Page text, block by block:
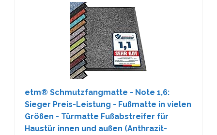
etm® Schmutzfangmatte - Note 1,6:
Sieger Preis-Leistung - Fußmatte in vielen
Größen - Türmatte Fußabstreifer für
Haustür innen und außen (Anthrazit-